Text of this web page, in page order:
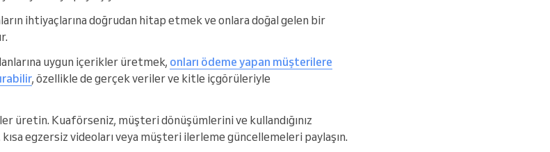
ihtiyaçlarına doğrudan hitap etmek ve onlara doğal gelen bir
uygun içerikler üretmek, onları ödeme yapan müşterilere
, özellikle de gerçek veriler ve kitle içgörüleriyle
üretin. Kuaförseniz, müşteri dönüşümlerini ve kullandığınız
egzersiz videoları veya müşteri ilerleme güncellemeleri paylaşın.